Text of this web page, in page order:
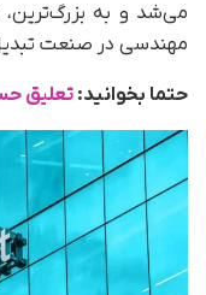
می‌شد و به بزرگ‌ترین،
مهندسی در صنعت
حتما بخوانید: تعلیق